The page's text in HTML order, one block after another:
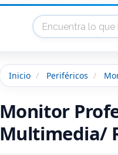
Inicio Periféricos
Monitor
Multimedia/